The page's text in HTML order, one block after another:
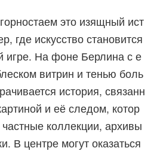
это изящный ист
где искусство становится
игре. На фоне Берлина с е
витрин и тенью боль
история, связанн
и её следом, котор
коллекции, архивы
В центре могут оказаться